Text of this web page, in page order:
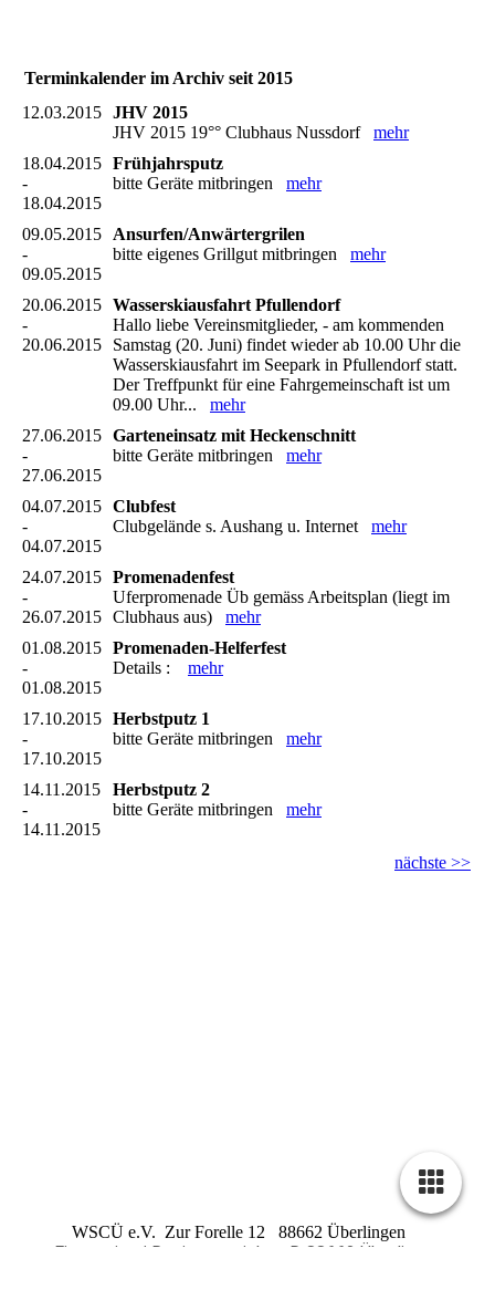
Terminkalender im Archiv seit 2015
12.03.2015 JHV 2015
JHV 2015 19°° Clubhaus Nussdorf mehr
18.04.2015
-
18.04.2015
Frühjahrsputz
bitte Geräte mitbringen mehr
09.05.2015
-
09.05.2015
Ansurfen/Anwärtergrilen
bitte eigenes Grillgut mitbringen mehr
20.06.2015
-
20.06.2015
Wasserskiausfahrt Pfullendorf
Hallo liebe Vereinsmitglieder, - am kommenden
Samstag (20. Juni) findet wieder ab 10.00 Uhr die
Wasserskiausfahrt im Seepark in Pfullendorf statt.
Der Treffpunkt für eine Fahrgemeinschaft ist um
09.00 Uhr... mehr
27.06.2015
-
27.06.2015
Garteneinsatz mit Heckenschnitt
bitte Geräte mitbringen mehr
04.07.2015
-
04.07.2015
Clubfest
Clubgelände s. Aushang u. Internet mehr
24.07.2015
-
26.07.2015
Promenadenfest
Uferpromenade Üb gemäss Arbeitsplan (liegt im
Clubhaus aus) mehr
01.08.2015
-
01.08.2015
Promenaden-Helferfest
Details : mehr
17.10.2015
-
17.10.2015
Herbstputz 1
bitte Geräte mitbringen mehr
14.11.2015
-
14.11.2015
Herbstputz 2
bitte Geräte mitbringen mehr
nächste >>
WSCÜ e.V. Zur Forelle 12 88662 Überlingen
Firmensitz / Registergericht : D 88662 Überlingen